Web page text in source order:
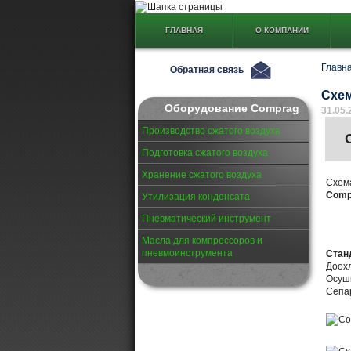
ГЛАВНАЯ О КОМПАНИИ
Обратная связь
Оборудование Comprag
Производство сжатого воздуха
Подготовка сжатого воздуха
Хранение сжатого воздуха
Утилизация конденсата
Пневматический инструмент
Масла для компрессоров и
пневмоинструмента